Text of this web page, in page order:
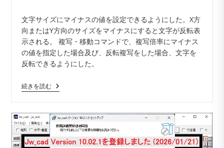
日:
ゴ
リ
ー:
ン
ト:
者:
文字サイズにマイナスの値を設定できるようにした。X方
向またはY方向のサイズをマイナスにすると文字が反転表
示される。 複写・移動コマンドで、複写倍率にマイナス
の値を指定した場合及び、反転複写をした場合、文字を
反転できるようにした。
続きを読むJw_cad
Version
登
録
れ